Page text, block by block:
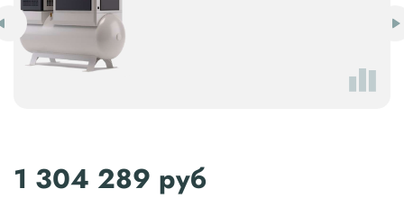
1 304 289 руб